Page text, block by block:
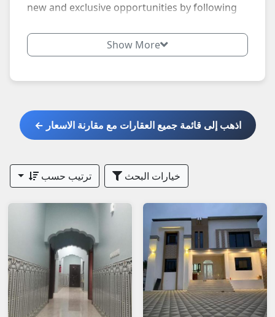
new and exclusive opportunities by following
Show More
اذهب إلى قائمة جميع العقارات مع مقارنة الاسعار ←
خيارات البحث ترتيب حسب